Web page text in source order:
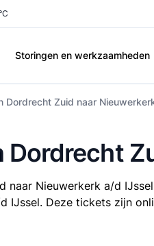
Storingen en werkzaamheden
Dordrecht Zuid naar
naar Nieuwerkerk a/d
IJssel. Deze tickets zijn